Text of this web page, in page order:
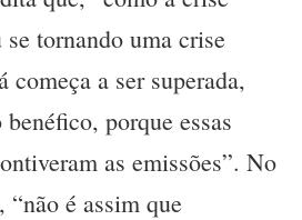
tornando uma crise
começa a ser superada,
porque essas
as emissões”. No
é assim que